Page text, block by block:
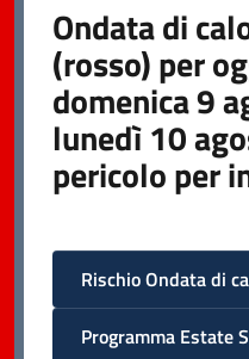
Ondata di
(rosso) per
domenica 9
lunedì 10
pericolo per
Rischio Ondata di
Programma Estate